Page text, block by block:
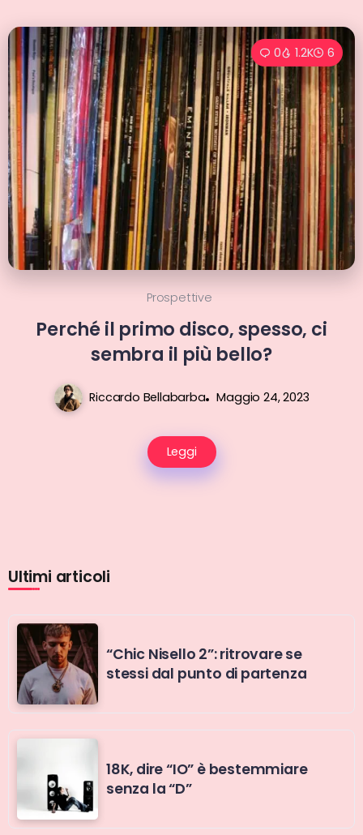
0 1.2K 6
Prospettive
Perché il primo disco, spesso, ci
sembra il più bello?
Riccardo Bellabarba Maggio 24, 2023
Leggi
Ultimi articoli
“Chic Nisello 2”: ritrovare se
stessi dal punto di partenza
18K, dire “IO” è bestemmiare
senza la “D”